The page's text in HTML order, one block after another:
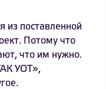
из поставленной
Потому что
что им нужно.
УОТ»,